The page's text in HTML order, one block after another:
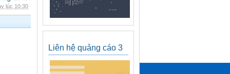
lúc 10:30
Liên hệ quảng cáo 3